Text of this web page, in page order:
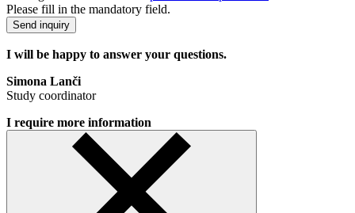
Please fill in the mandatory field.
Send inquiry
I will be happy to answer your questions.
Simona Lanči
Study coordinator
I require more information